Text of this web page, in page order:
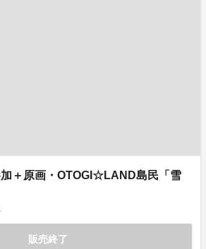
＋原画・OTOGI☆LAND島民「雪
販売終了